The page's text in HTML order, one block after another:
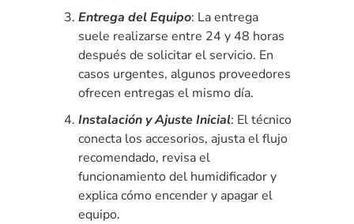
Entrega del Equipo: La entrega
suele realizarse entre 24 y 48 horas
después de solicitar el servicio. En
casos urgentes, algunos proveedores
ofrecen entregas el mismo día.
Instalación y Ajuste Inicial: El técnico
conecta los accesorios, ajusta el flujo
recomendado, revisa el
funcionamiento del humidificador y
explica cómo encender y apagar el
equipo.